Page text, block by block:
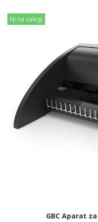
Ni na zalogi
GBC Aparat